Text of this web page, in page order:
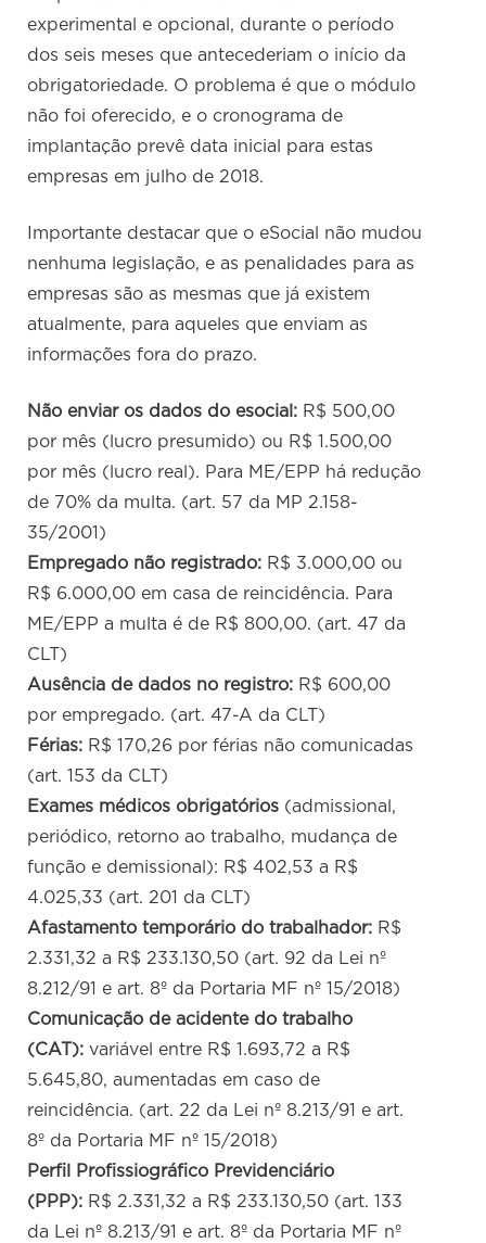
experimental e opcional, durante o período
dos seis meses que antecederiam o início da
obrigatoriedade. O problema é que o módulo
não foi oferecido, e o cronograma de
implantação prevê data inicial para estas
empresas em julho de 2018.
Importante destacar que o eSocial não mudou
nenhuma legislação, e as penalidades para as
empresas são as mesmas que já existem
atualmente, para aqueles que enviam as
informações fora do prazo.
Não enviar os dados do esocial: R$ 500,00
por mês (lucro presumido) ou R$ 1.500,00
por mês (lucro real). Para ME/EPP há redução
de 70% da multa. (art. 57 da MP 2.158-
35/2001)
Empregado não registrado: R$ 3.000,00 ou
R$ 6.000,00 em casa de reincidência. Para
ME/EPP a multa é de R$ 800,00. (art. 47 da
CLT)
Ausência de dados no registro: R$ 600,00
por empregado. (art. 47-A da CLT)
Férias: R$ 170,26 por férias não comunicadas
(art. 153 da CLT)
Exames médicos obrigatórios (admissional,
periódico, retorno ao trabalho, mudança de
função e demissional): R$ 402,53 a R$
4.025,33 (art. 201 da CLT)
Afastamento temporário do trabalhador: R$
2.331,32 a R$ 233.130,50 (art. 92 da Lei nº
8.212/91 e art. 8º da Portaria MF nº 15/2018)
Comunicação de acidente do trabalho
(CAT): variável entre R$ 1.693,72 a R$
5.645,80, aumentadas em caso de
reincidência. (art. 22 da Lei nº 8.213/91 e art.
8º da Portaria MF nº 15/2018)
Perfil Profissiográfico Previdenciário
(PPP): R$ 2.331,32 a R$ 233.130,50 (art. 133
da Lei nº 8.213/91 e art. 8º da Portaria MF nº